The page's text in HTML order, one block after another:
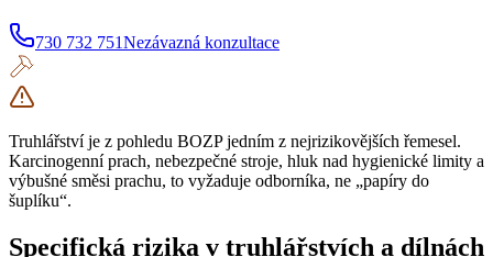
730 732 751Nezávazná konzultace
Truhlářství je z pohledu BOZP jedním z nejrizikovějších řemesel.
Karcinogenní prach, nebezpečné stroje, hluk nad hygienické limity a
výbušné směsi prachu, to vyžaduje odborníka, ne „papíry do
šuplíku“.
Specifická rizika v truhlářstvích a dílnách